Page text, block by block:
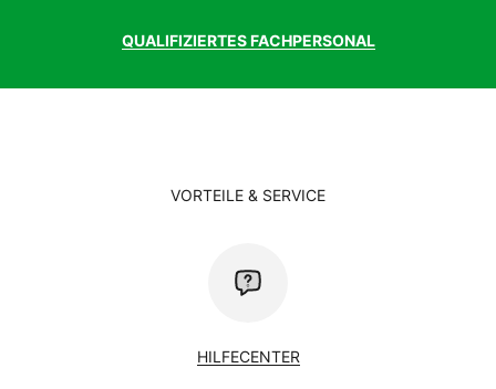
QUALIFIZIERTES FACHPERSONAL
VORTEILE & SERVICE
HILFECENTER